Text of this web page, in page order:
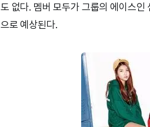
도 없다. 멤버 모두가 그룹의 에이스
으로 예상된다.